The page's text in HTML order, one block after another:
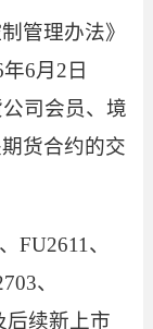
管理办法》
6月2日
司会员、境
货合约的交
FU2611、
、
后续新上市